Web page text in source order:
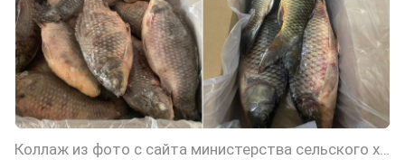
Коллаж из фото с сайта министерства сельского хозяйства Новосибирской области